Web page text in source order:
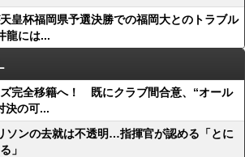
皇杯福岡県予選決勝での福岡大とのトラブル
龍には...
完全移籍へ！ 既にクラブ間合意、“オール
決の可...
ソンの去就は不透明…指揮官が認める「とに
」